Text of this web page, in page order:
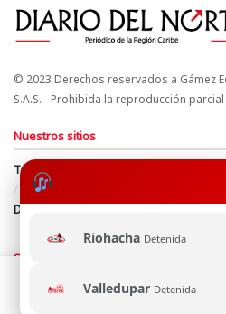
Riohacha Detenida
Valledupar Detenida
© 2023 Derechos reservados a Gámez
S.A.S. - Prohibida la reproducción
Nuestros sitios
Términos y Condiciones
Derechos
Política de uso de cookies
Directrices Editoriales
Síguenos
Esta página web usa cookie
navegación, al continuar